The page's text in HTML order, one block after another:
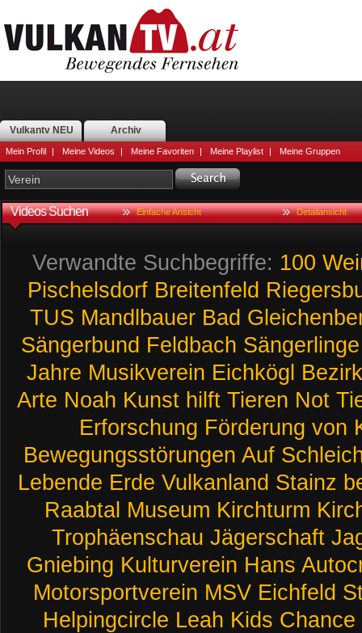
Vulkantv NEU Archiv
Mein Profil | Meine Videos | Meine Favoriten | Meine Playlist | Meine Gruppen
Videos Suchen Einfache Ansicht Detailansicht
Verwandte Suchbegriffe: 100
Pischelsdorf Breitenfeld
TUS Mandlbauer Bad
Sängerbund Feldbach Sängerlinge
Jahre Musikverein Eichkögl
Arte Noah Kunst hilft Tieren Not
Erforschung Förderung von
Bewegungsstörungen Auf
Lebende Erde Vulkanland Stainz
Raabtal Museum Kirchturm
Trophäenschau Jägerschaft
Gniebing Kulturverein Hans
Motorsportverein MSV Eichfeld
Helpingcircle Leah Kids Chance